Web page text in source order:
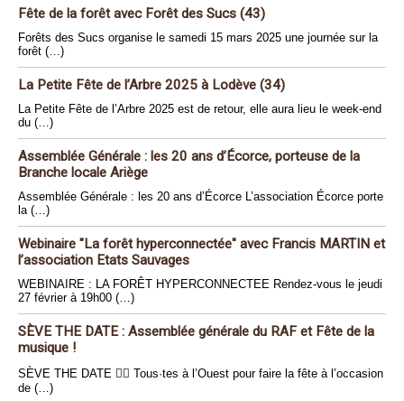
Fête de la forêt avec Forêt des Sucs (43)
Forêts des Sucs organise le samedi 15 mars 2025 une journée sur la
forêt (…)
La Petite Fête de l’Arbre 2025 à Lodève (34)
La Petite Fête de l’Arbre 2025 est de retour, elle aura lieu le week-end
du (…)
Assemblée Générale : les 20 ans d’Écorce, porteuse de la
Branche locale Ariège
Assemblée Générale : les 20 ans d’Écorce L’association Écorce porte
la (…)
Webinaire "La forêt hyperconnectée" avec Francis MARTIN et
l’association Etats Sauvages
WEBINAIRE : LA FORÊT HYPERCONNECTEE Rendez-vous le jeudi
27 février à 19h00 (…)
SÈVE THE DATE : Assemblée générale du RAF et Fête de la
musique !
SÈVE THE DATE 🏴‍☠️ Tous·tes à l’Ouest pour faire la fête à l’occasion
de (…)